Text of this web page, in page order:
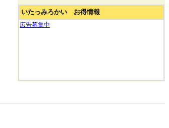
いたっみろかい お得情報